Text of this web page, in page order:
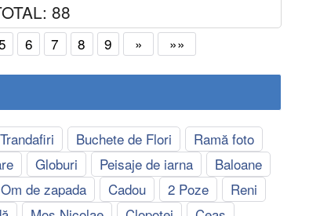
88
6 7 8 9 » »»
Trandafiri Buchete de Flori
Ramă foto
Globuri Peisaje de iarna
Baloane
Om de zapada Cadou 2 Poze
Reni